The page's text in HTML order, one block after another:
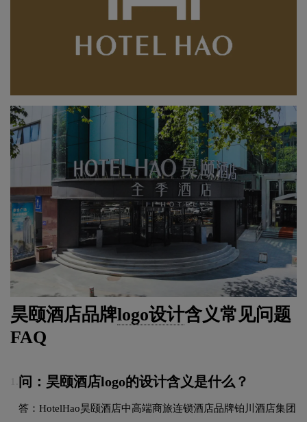
昊颐酒店品牌logo设计含义常见问题
FAQ
问：昊颐酒店logo的设计含义是什么？
答：HotelHao昊颐酒店中高端商旅连锁酒店品牌铂川酒店集团